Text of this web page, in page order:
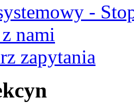
-
nami
zapytania